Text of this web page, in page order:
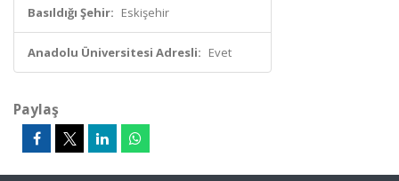
Basıldığı Şehir: Eskişehir
Anadolu Üniversitesi Adresli: Evet
Paylaş